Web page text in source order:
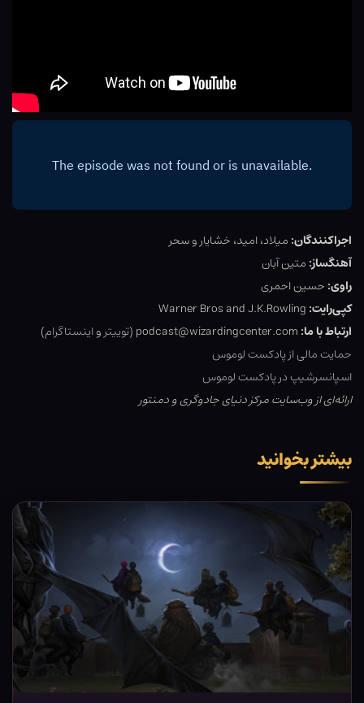
اجراکنندگان: میلاد، امید، خشایار و سحر
آهنگساز: متین آبان
راوی: حسین احمری
کپی‌رایت: Warner Bros and J.K.Rowling
ارتباط با ما: podcast@wizardingcenter.com ( توییترواینستاگرام)
حمایت مالی از پادکست لوموس
اسپانسرشیپ در پادکست لوموس
ارائه‌ای از وب‌سایت مرکز دنیای جادوگری و دمنتور
بیشتر بخوانید